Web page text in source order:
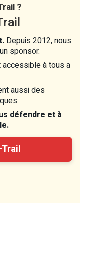
?
Depuis 2012, nous
sponsor.
accessible à tous a
aussi des
défendre et à